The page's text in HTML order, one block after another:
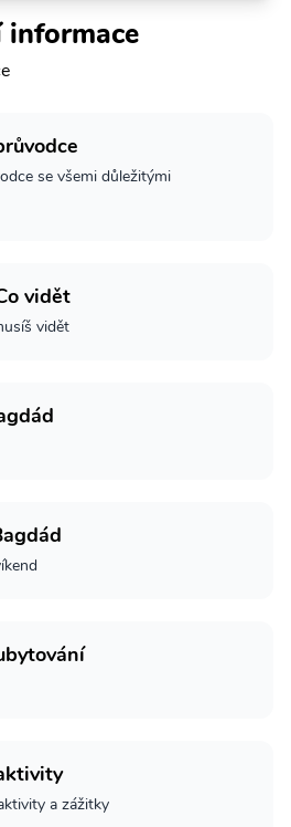
informace
se všemi důležitými
vidět
vidět
a zážitky